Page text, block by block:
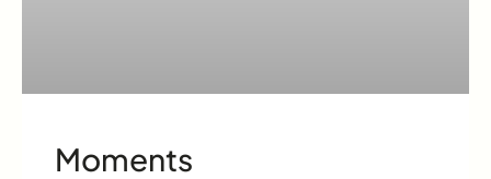
Moments